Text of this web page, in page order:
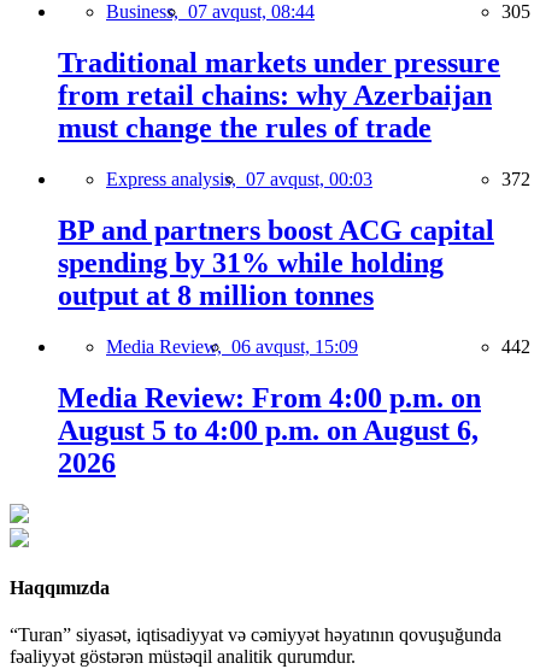
Business, 07 avqust, 08:44 305
Traditional markets under pressure
from retail chains: why Azerbaijan
must change the rules of trade
Express analysis, 07 avqust, 00:03 372
BP and partners boost ACG capital
spending by 31% while holding
output at 8 million tonnes
Media Review, 06 avqust, 15:09 442
Media Review: From 4:00 p.m. on
August 5 to 4:00 p.m. on August 6,
2026
Haqqımızda
“Turan” siyasət, iqtisadiyyat və cəmiyyət həyatının qovuşuğunda
fəaliyyət göstərən müstəqil analitik qurumdur.